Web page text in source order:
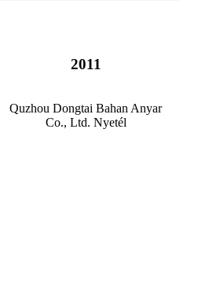
2011
Quzhou Dongtai Bahan Anyar
Co., Ltd. Nyetél